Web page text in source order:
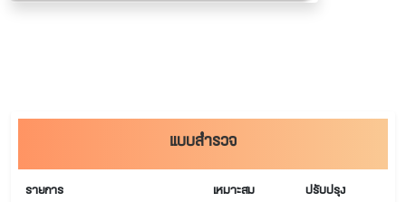
แบบสำรวจ
รายการ เหมาะสม ปรับปรุง